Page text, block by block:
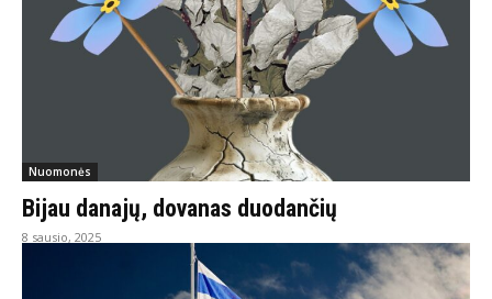
Nuomonės
Bijau danajų, dovanas duodančių
8 sausio, 2025